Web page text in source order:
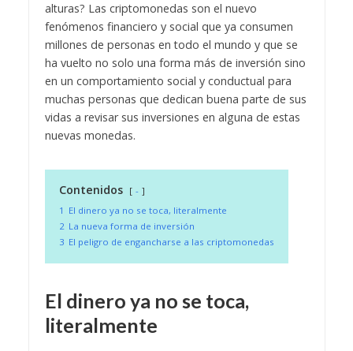
alturas? Las criptomonedas son el nuevo
fenómenos financiero y social que ya consumen
millones de personas en todo el mundo y que se
ha vuelto no solo una forma más de inversión sino
en un comportamiento social y conductual para
muchas personas que dedican buena parte de sus
vidas a revisar sus inversiones en alguna de estas
nuevas monedas.
Contenidos
-
1 El dinero ya no se toca, literalmente
2 La nueva forma de inversión
3 El peligro de engancharse a las criptomonedas
El dinero ya no se toca,
literalmente